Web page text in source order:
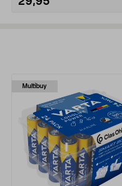
Multibuy